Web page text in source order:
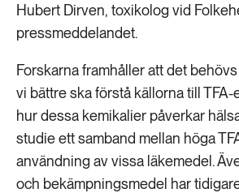
Hubert Dirven, toxikolog vid
pressmeddelandet.
Forskarna framhåller att det
vi bättre ska förstå källorna till
hur dessa kemikalier påverkar
studie ett samband mellan höga
användning av vissa läkemedel.
och bekämpningsmedel har